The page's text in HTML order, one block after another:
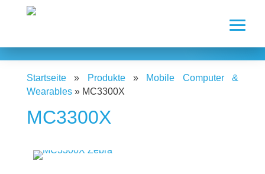
Startseite» Produkte» Mobile Computer &
Wearables» MC3300X
MC3300X